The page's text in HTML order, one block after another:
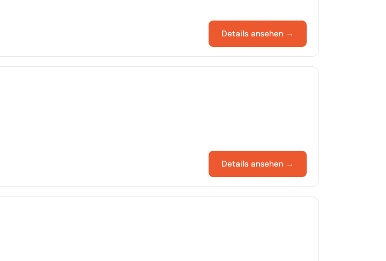
Details ansehen →
Details ansehen →